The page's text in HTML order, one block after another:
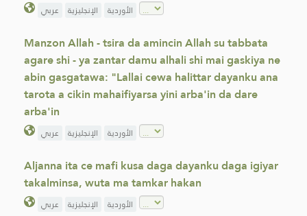
عربي الإنجليزية الأوردية
Manzon Allah - tsira da amincin Allah su tabbata
agare shi - ya zantar damu alhali shi mai gaskiya ne
abin gasgatawa: "Lallai cewa halittar dayanku ana
tarota a cikin mahaifiyarsa yini arba'in da dare
arba'in
عربي الإنجليزية الأوردية
Aljanna ita ce mafi kusa daga dayanku daga igiyar
takalminsa, wuta ma tamkar hakan
عربي الإنجليزية الأوردية